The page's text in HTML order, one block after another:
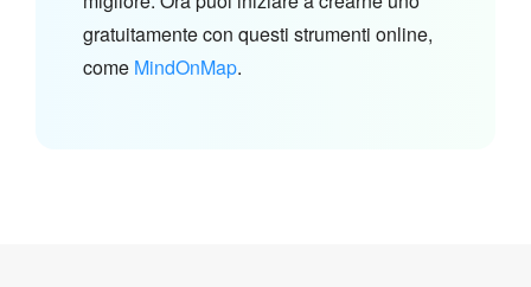
gratuitamente con questi strumenti online,
come MindOnMap.